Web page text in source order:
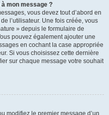
mon message ?
vous devez tout d’abord en
l’utilisateur. Une fois créée, vous
» depuis le formulaire de
pouvez également ajouter une
en cochant la case appropriée
Si vous choisissez cette dernière
sur chaque message votre souhait
modifiez le premier message d’un